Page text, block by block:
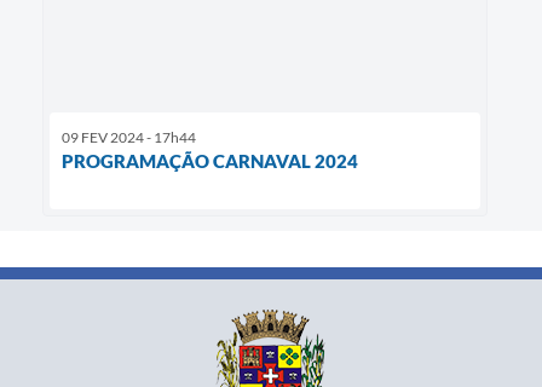
09 FEV 2024 - 17h44
PROGRAMAÇÃO CARNAVAL 2024